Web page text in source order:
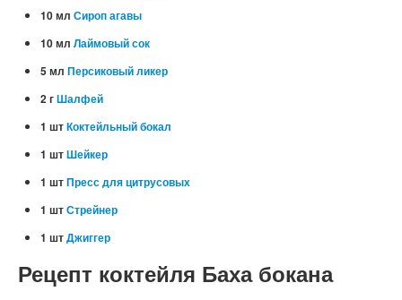
10 мл Сироп агавы
10 мл Лаймовый сок
5 мл Персиковый ликер
2 гШалфей
1 штКоктейльный бокал
1 штШейкер
1 штПресс для цитрусовых
1 штСтрейнер
1 штДжиггер
Рецепт коктейля Баха бокана